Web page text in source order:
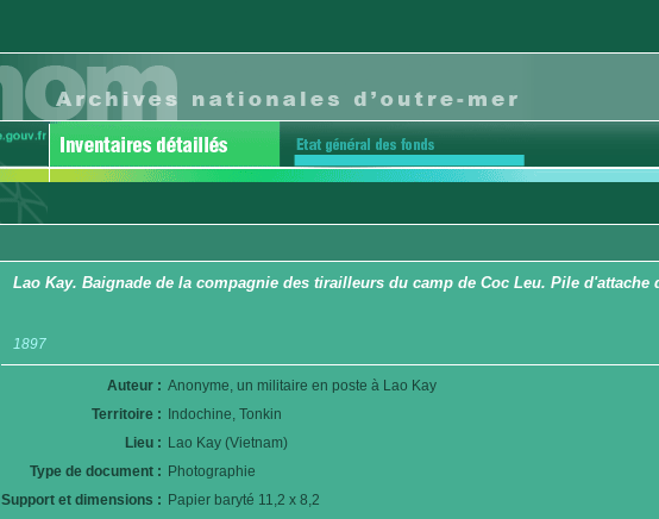
Lao Kay. Baignade de la compagnie des tirailleurs du camp de Coc Leu. Pile
1897
Auteur : Anonyme, un militaire en poste à Lao Kay
Territoire :
Indochine, Tonkin
Lieu : Lao Kay (Vietnam)
Type de document : Photographie
Support et dimensions : Papier baryté 11,2 x 8,2